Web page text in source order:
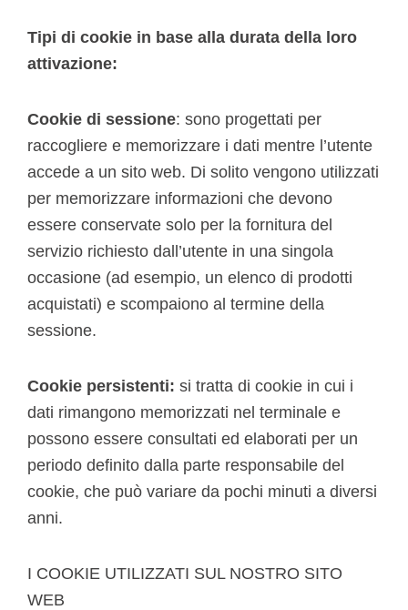
Tipi di cookie in base alla durata della loro
attivazione:
Cookie di sessione: sono progettati per
raccogliere e memorizzare i dati mentre l’utente
accede a un sito web. Di solito vengono utilizzati
per memorizzare informazioni che devono
essere conservate solo per la fornitura del
servizio richiesto dall’utente in una singola
occasione (ad esempio, un elenco di prodotti
acquistati) e scompaiono al termine della
sessione.
Cookie persistenti: si tratta di cookie in cui i
dati rimangono memorizzati nel terminale e
possono essere consultati ed elaborati per un
periodo definito dalla parte responsabile del
cookie, che può variare da pochi minuti a diversi
anni.
I COOKIE UTILIZZATI SUL NOSTRO SITO
WEB